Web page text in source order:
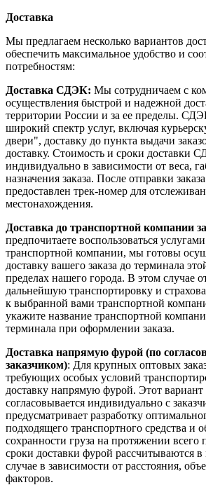
Доставка
Мы предлагаем несколько вариантов
обеспечить максимальное удобство и
потребностям:
Доставка СДЭК: Мы сотрудничаем с
осуществления быстрой и надежной
территории России и за ее пределы.
широкий спектр услуг, включая
двери", доставку до пункта выдачи
доставку. Стоимость и сроки доставки
индивидуально в зависимости от веса,
назначения заказа. После отправки
предоставлен трек-номер для
местонахождения.
Доставка до транспортной компании
предпочитаете воспользоваться
транспортной компании, мы готовы
доставку вашего заказа до терминала
пределах нашего города. В этом случае
дальнейшую транспортировку и
к выбранной вами транспортной
укажите название транспортной
терминала при оформлении заказа.
Доставка напрямую фурой (по
заказчиком): Для крупных оптовых
требующих особых условий
доставку напрямую фурой. Этот вариант
согласовывается индивидуально с
предусматривает разработку
подходящего транспортного средства и
сохранности груза на протяжении всего
сроки доставки фурой рассчитываются
случае в зависимости от расстояния,
факторов.